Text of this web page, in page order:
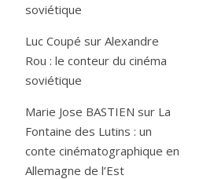
soviétique
Luc Coupé sur Alexandre
Rou : le conteur du cinéma
soviétique
Marie Jose BASTIEN sur La
Fontaine des Lutins : un
conte cinématographique en
Allemagne de l’Est